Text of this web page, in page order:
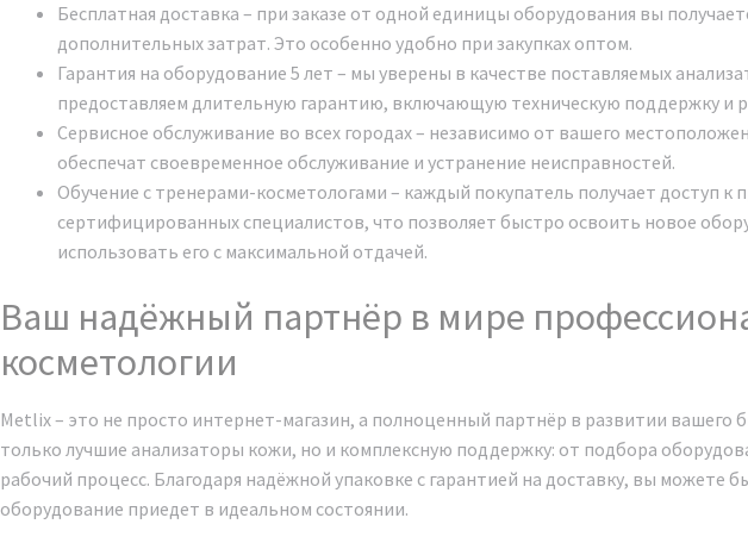
Бесплатная доставка – при заказе от одной единицы оборудования вы
дополнительных затрат. Это особенно удобно при закупках оптом.
Гарантия на оборудование 5 лет – мы уверены в качестве поставляемых
предоставляем длительную гарантию, включающую техническую поддержку и
Сервисное обслуживание во всех городах – независимо от вашего
обеспечат своевременное обслуживание и устранение неисправностей.
Обучение с тренерами-косметологами – каждый покупатель получает доступ к
сертифицированных специалистов, что позволяет быстро освоить новое
использовать его с максимальной отдачей.
Ваш надёжный партнёр в мире
косметологии
Metlix – это не просто интернет-магазин, а полноценный партнёр в развитии вашего
только лучшие анализаторы кожи, но и комплексную поддержку: от подбора
рабочий процесс. Благодаря надёжной упаковке с гарантией на доставку, вы можете
оборудование приедет в идеальном состоянии.